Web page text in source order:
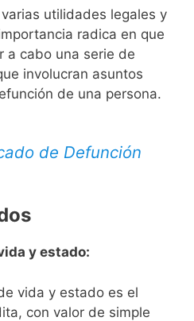
utilidades legales y
radica en que
a cabo una serie de
involucran asuntos
de una persona.
de Defunción
y estado:
vida y estado es el
con valor de simple